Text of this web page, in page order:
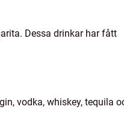
Dessa drinkar har fått
vodka, whiskey, tequila